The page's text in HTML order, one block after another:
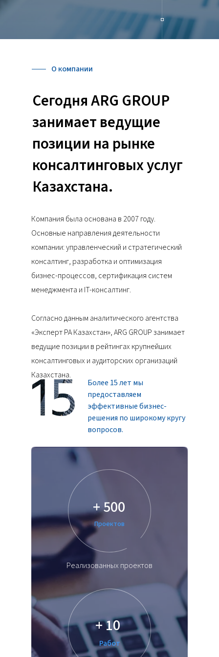
Компания была основана в 2007 году.
Основные направления деятельности
компании: управленческий и стратегический
консалтинг, разработка и оптимизация
бизнес-процессов, сертификация систем
менеджмента и IT-консалтинг.
Согласно данным аналитического агентства
«Эксперт РА Казахстан», ARG GROUP занимает
ведущие позиции в рейтингах крупнейших
консалтинговых и аудиторских организаций
Казахстана.
Более 15 лет мы
предоставляем
эффективные бизнес-
решения по широкому кругу
вопросов.
Сегодня ARG GROUP
занимает ведущие
позиции на рынке
консалтинговых услуг
Казахстана.
О компании
+ 500
Реализованных проектов
Проектов
+ 10
Работ